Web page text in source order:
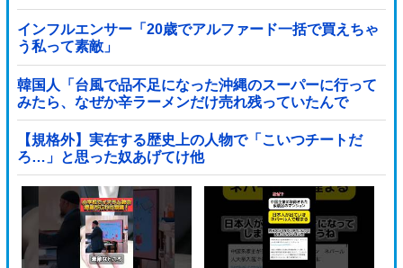
インフルエンサー「20歳でアルファード一括で買えちゃ
う私って素敵」
韓国人「台風で品不足になった沖縄のスーパーに行って
みたら、なぜか辛ラーメンだけ売れ残っていたんで
す…」
【規格外】実在する歴史上の人物で「こいつチートだ
ろ…」と思った奴あげてけ他